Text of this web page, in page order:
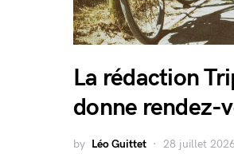
La rédaction
donne rendez-
by Léo Guittet 28 juillet 2026